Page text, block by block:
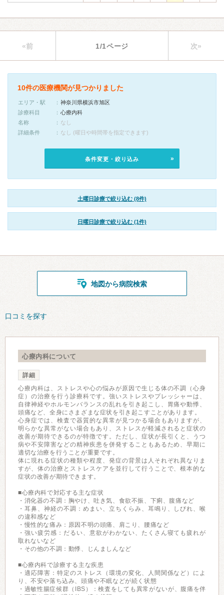
«前 1/1ページ 次»
10件の医療機関が見つかりました
エリア・駅
神奈川県横浜市旭区
診療科目
心療内科
名称
なし
詳細条件
なし (曜日や時間帯を指定できます)
条件変更・絞り込み
土曜日診療で絞り込む (8件)
日曜日診療で絞り込む (1件)
地図から病院検索
口コミを探す
心療内科について
詳細
心療内科は、ストレスや心の悩みが原因で生じる体の不調（心身
症）の治療を行う診療科です。強いストレスやプレッシャーは、
自律神経やホルモンバランスの乱れを引き起こし、胃痛や動悸、
頭痛など、全身にさまざまな症状を引き起こすことがあります。
心身症では、検査で器質的な異常が見つかる場合もありますが、
明らかな異常がない場合もあり、ストレスが軽減されると症状の
改善が期待できるのが特徴です。ただし、症状が長引くと、うつ
病や不安障害などの精神疾患を併発することもあるため、早期に
適切な治療を行うことが重要です。
体に現れる症状の種類や程度、発症の背景は人それぞれ異なりま
すが、体の治療とストレスケアを並行して行うことで、根本的な
症状の改善が期待できます。
■心療内科で対応する主な症状
・消化器の不調：胸やけ、吐き気、食欲不振、下痢、腹痛など
・耳鼻、神経の不調：めまい、立ちくらみ、耳鳴り、しびれ、喉
の違和感など
・慢性的な痛み：原因不明の頭痛、肩こり、腰痛など
・強い疲労感：だるい、意欲がわかない、たくさん寝ても疲れが
取れないなど
・その他の不調：動悸、じんましんなど
■心療内科で診療する主な疾患
・適応障害：特定のストレス（環境の変化、人間関係など）によ
り、不安や落ち込み、頭痛や不眠などが続く状態
・過敏性腸症候群（IBS）：検査をしても異常がないが、腹痛を伴